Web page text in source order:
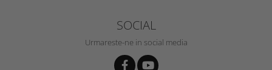
SOCIAL
Urmareste-ne in social media